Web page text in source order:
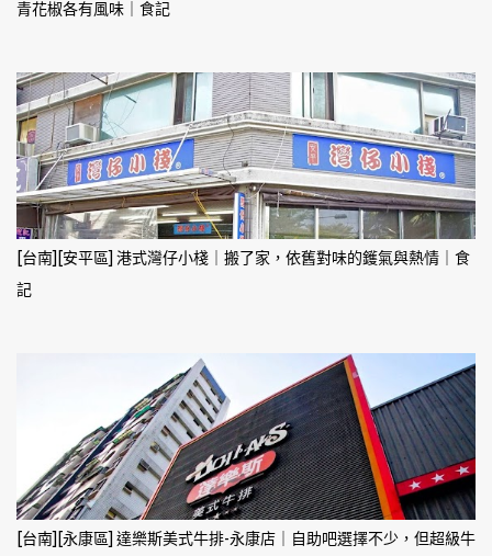
青花椒各有風味｜食記
[台南][安平區] 港式灣仔小棧｜搬了家，依舊對味的鑊氣與熱情｜食
記
[台南][永康區] 達樂斯美式牛排-永康店｜自助吧選擇不少，但超級牛